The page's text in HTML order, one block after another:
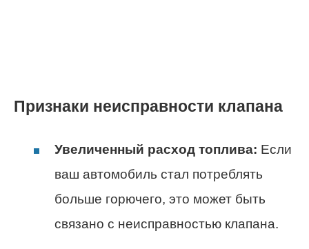
Признаки неисправности клапана
Увеличенный расход топлива: Если
ваш автомобиль стал потреблять
больше горючего, это может быть
связано с неисправностью клапана.